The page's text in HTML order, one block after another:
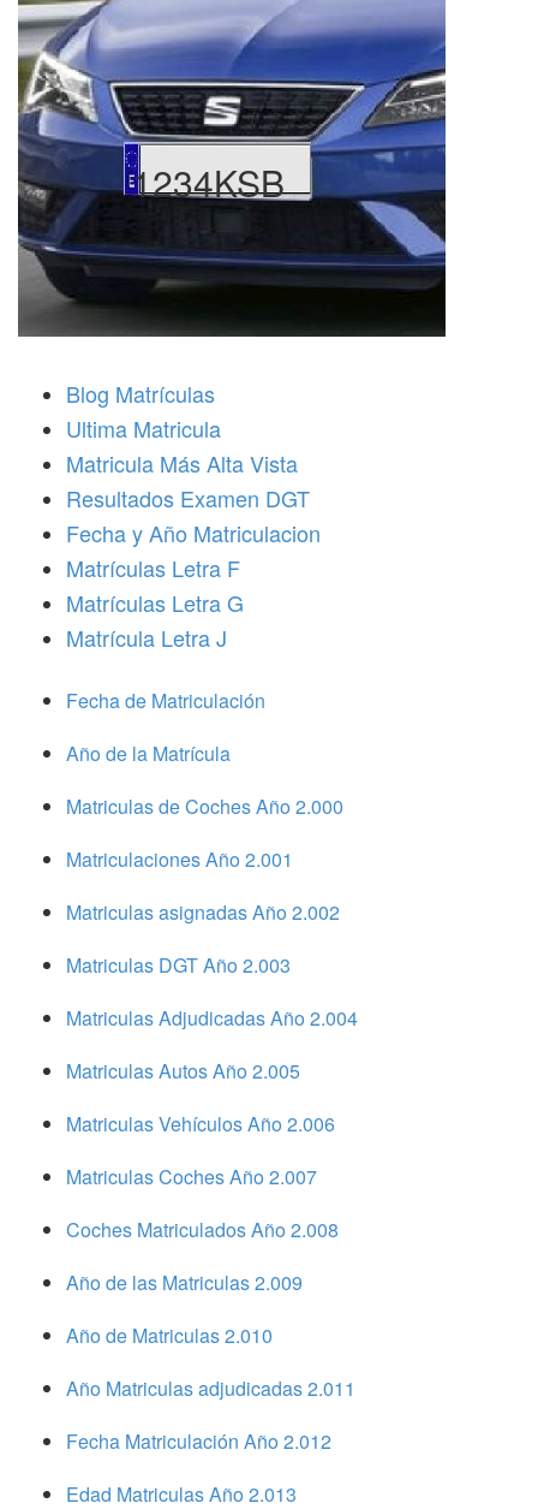
1234KSB
Blog Matrículas
Ultima Matricula
Matricula Más Alta Vista
Resultados Examen DGT
Fecha y Año Matriculacion
Matrículas Letra F
Matrículas Letra G
Matrícula Letra J
Fecha de Matriculación
Año de la Matrícula
Matriculas de Coches Año 2.000
Matriculaciones Año 2.001
Matriculas asignadas Año 2.002
Matriculas DGT Año 2.003
Matriculas Adjudicadas Año 2.004
Matriculas Autos Año 2.005
Matriculas Vehículos Año 2.006
Matriculas Coches Año 2.007
Coches Matriculados Año 2.008
Año de las Matriculas 2.009
Año de Matriculas 2.010
Año Matriculas adjudicadas 2.011
Fecha Matriculación Año 2.012
Edad Matriculas Año 2.013